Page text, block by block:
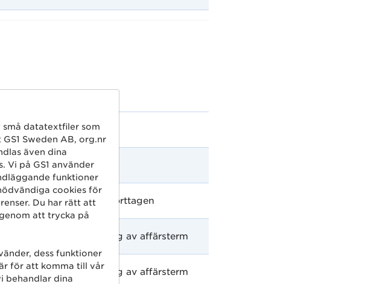
Ny affärsterm
Ny affärsterm
Affärsterm borttagen
Namnjustering av affärsterm
Namnjustering av affärsterm
små datatextfiler som
Sweden AB, org.nr
även dina
Vi på GS1 använder
funktioner
cookies för
Du har rätt att
att trycka på
dess funktioner
för att komma till vår
behandlar dina